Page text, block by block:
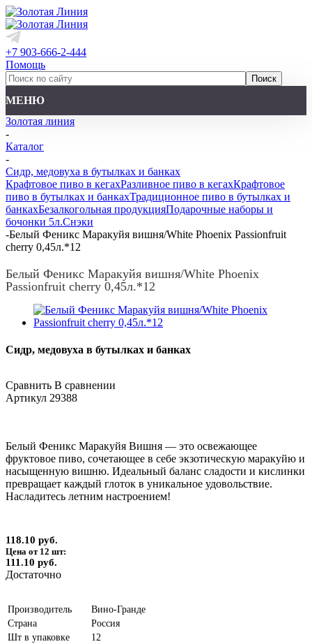
+7 903-666-2-444
Помощь
МЕНЮ
Золотая линия
-
Каталог
-
Сидр, медовуха в бутылках и банках
Крафтовое пиво в кегахРазливное пиво в кегахКрафтовое
пиво в бутылках и банкахТрадиционное пиво в бутылках и
банкахБезалкогольная продукцияПодарочные наборы и
бочонки 5л.Снэки
-Белый Феникс Маракуйя вишня/White Phoenix Passionfruit
cherry 0,45л.*12
Белый Феникс Маракуйя вишня/White Phoenix
Passionfruit cherry 0,45л.*12
Сидр, медовуха в бутылках и банках
Сравнить В сравнении
Артикул 29388
Белый Феникс Маракуйя Вишня — это освежающее
фруктовое пиво, сочетающее в себе экзотическую маракуйю и
насыщенную вишню. Идеальный баланс сладости и кислинки
превращает каждый глоток в уникальное удовольствие.
Насладитесь летним настроением!
118.10 руб.
Цена от 12 шт:
111.10 руб.
Достаточно
Производитель
Вино-Гранде
Страна
Россия
Шт в упаковке
12